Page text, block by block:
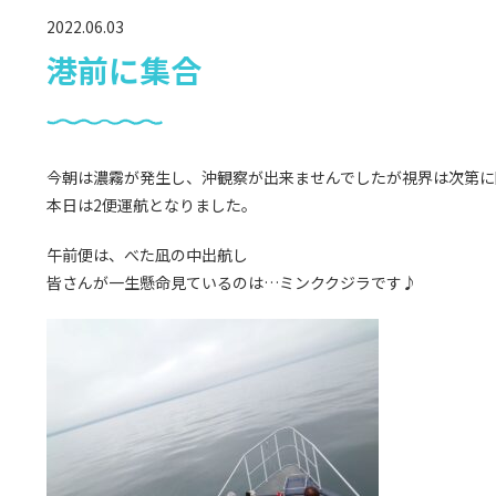
2022.06.03
港前に集合
今朝は濃霧が発生し、沖観察が出来ませんでしたが視界は次第
本日は2便運航となりました。
午前便は、べた凪の中出航し
皆さんが一生懸命見ているのは…ミンククジラです♪